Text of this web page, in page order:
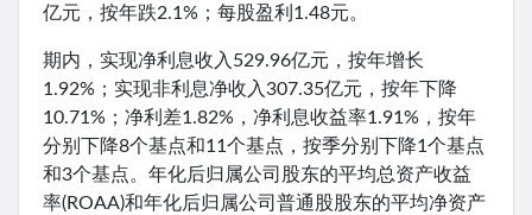
亿元，按年跌2.1%；每股盈利1.48元。
期内，实现净利息收入529.96亿元，按年增长
1.92%；实现非利息净收入307.35亿元，按年下降
10.71%；净利差1.82%，净利息收益率1.91%，按年
分别下降8个基点和11个基点，按季分别下降1个基点
和3个基点。年化后归属公司股东的平均总资产收益
率(ROAA)和年化后归属公司普通股股东的平均净资产